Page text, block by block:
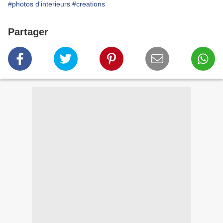
#photos d'interieurs #creations
Partager